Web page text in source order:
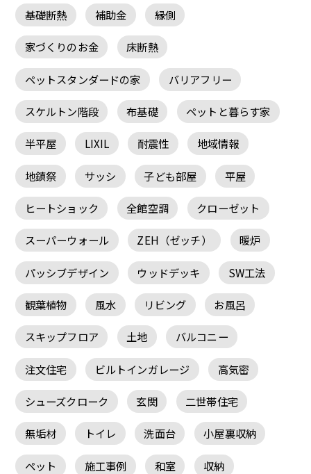
基礎断熱 補助金 縁側
家づくりのお金 床断熱
ペットスタンダードの家 バリアフリー
スケルトン階段 布基礎 ペットと暮らす家
半平屋 LIXIL 耐震性 地域情報
地鎮祭 サッシ 子ども部屋 平屋
ヒートショック 全館空調 クローゼット
スーパーウォール ZEH（ゼッチ） 暖炉
パッシブデザイン ウッドデッキ SW工法
観葉植物 風水 リビング お風呂
スキップフロア 土地 バルコニー
注文住宅 ビルトインガレージ 高気密
シューズクローク 玄関 二世帯住宅
無垢材 トイレ 洗面台 小屋裏収納
ペット 施工事例 和室 収納